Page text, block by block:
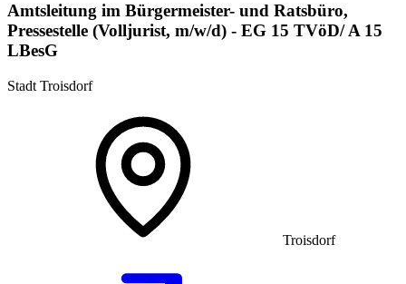
Amtsleitung im Bürgermeister- und Ratsbüro,
Pressestelle (Volljurist, m/w/d) - EG 15 TVöD/ A 15
LBesG
Stadt Troisdorf
Troisdorf